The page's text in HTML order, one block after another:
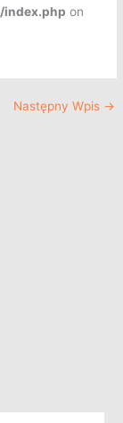
on
Następny Wpis →